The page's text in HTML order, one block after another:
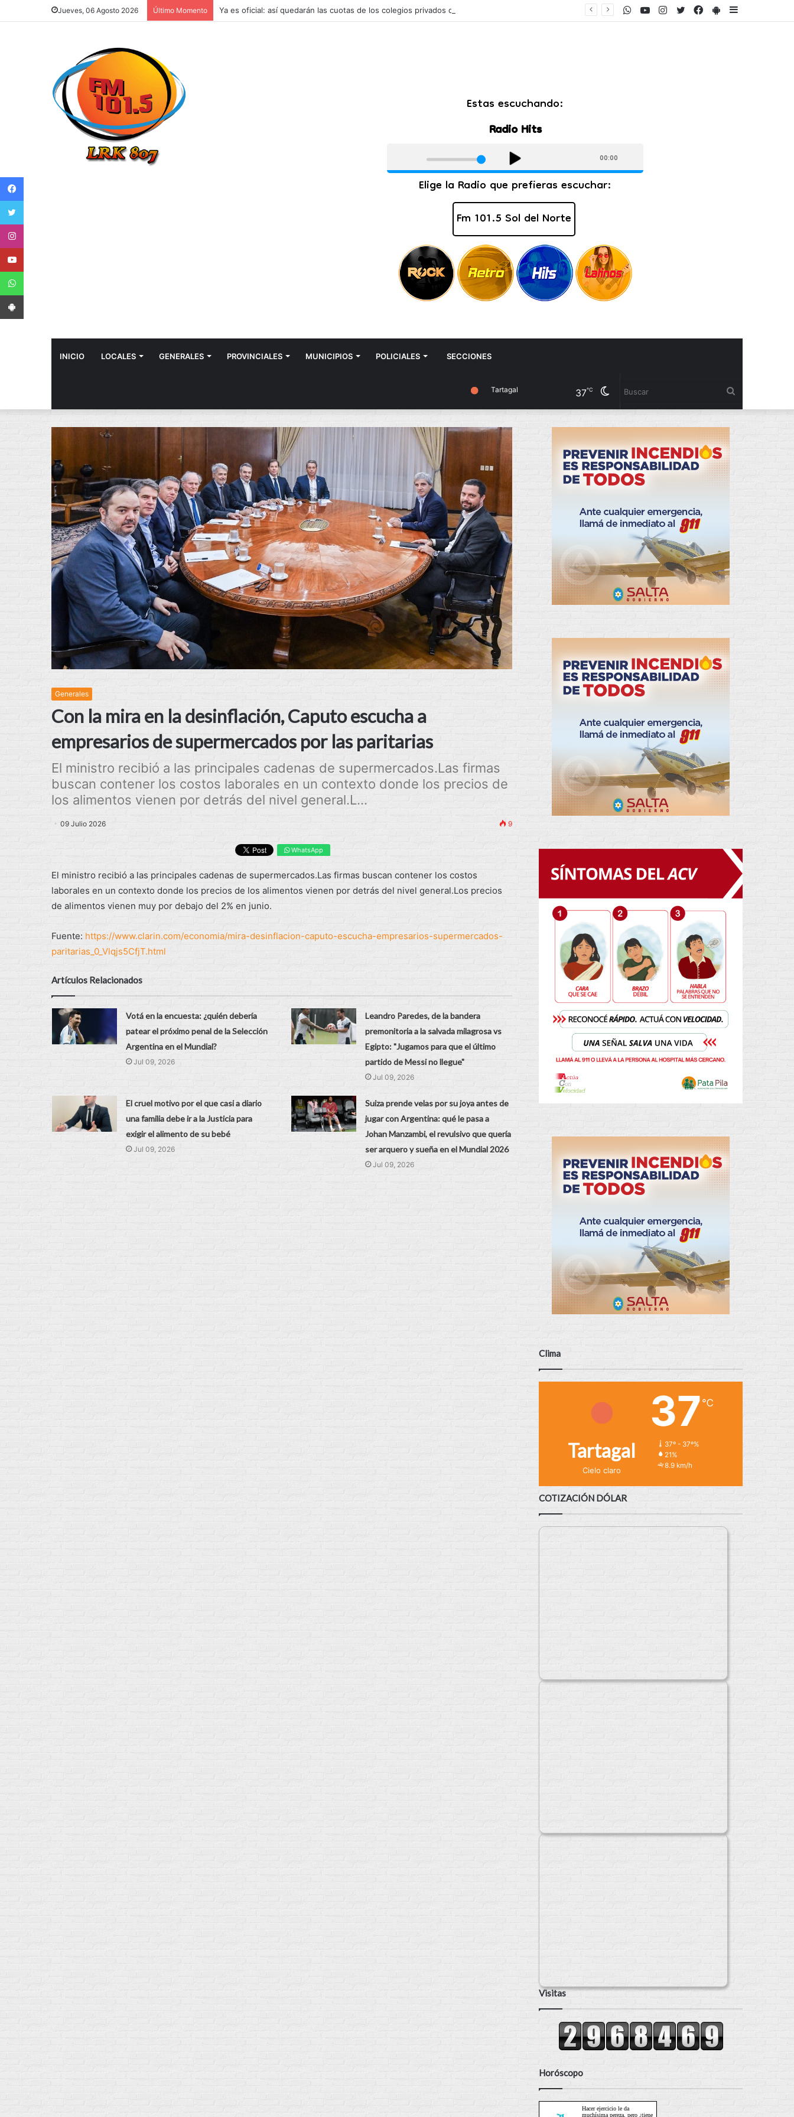
Jueves, 06 Agosto 2026 Último Momento Ya es oficial: así quedarán las cuotas de los colegios privados de Salta tras un aumento PlayStore
Facebook
Twitter
Instagram
Youtube
WhatsApp
INICIO LOCALES GENERALES PROVINCIALES MUNICIPIOS POLICIALES SECCIONES
Cambiar
modo
Tartagal 37℃
Generales
Con la mira en la desinflación, Caputo escucha a
empresarios de supermercados por las paritarias
El ministro recibió a las principales cadenas de supermercados.Las firmas
buscan contener los costos laborales en un contexto donde los precios de
los alimentos vienen por detrás del nivel general.L...
09 Julio 2026 9
WhatsApp
El ministro recibió a las principales cadenas de supermercados.Las firmas buscan contener los costos
laborales en un contexto donde los precios de los alimentos vienen por detrás del nivel general.Los precios
de alimentos vienen muy por debajo del 2% en junio.
Fuente: https://www.clarin.com/economia/mira-desinflacion-caputo-escucha-empresarios-supermercados-
paritarias_0_Vlqjs5CfjT.html
Artículos Relacionados
Votá en la encuesta: ¿quién debería
patear el próximo penal de la Selección
Argentina en el Mundial?
Jul 09, 2026
Leandro Paredes, de la bandera
premonitoria a la salvada milagrosa vs
Egipto: "Jugamos para que el último
partido de Messi no llegue"
Jul 09, 2026
El cruel motivo por el que casi a diario
una familia debe ir a la Justicia para
exigir el alimento de su bebé
Jul 09, 2026
Suiza prende velas por su joya antes de
jugar con Argentina: qué le pasa a
Johan Manzambi, el revulsivo que quería
ser arquero y sueña en el Mundial 2026
Jul 09, 2026
Clima
Tartagal
Cielo claro
37 ℃
37º - 37º%
21%
8.9 km/h
COTIZACIÓN DÓLAR
Visitas
Horóscopo